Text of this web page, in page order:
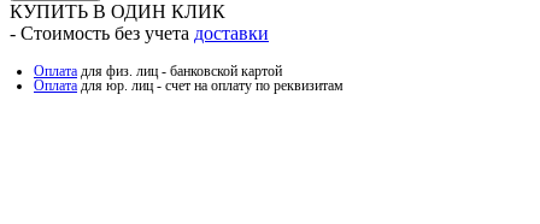
КУПИТЬ В ОДИН КЛИК
- Стоимость без учета доставки
Оплата для физ. лиц - банковской картой
Оплата для юр. лиц - счет на оплату по реквизитам